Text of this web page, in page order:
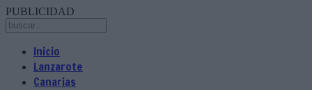
PUBLICIDAD
Inicio
Lanzarote
Canarias